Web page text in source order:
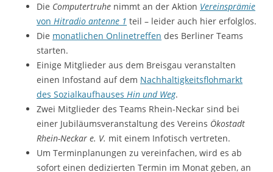
Die Computertruhe nimmt an der Aktion Vereinsprämie
von Hitradio antenne 1 teil – leider auch hier erfolglos.
Die monatlichen Onlinetreffen des Berliner Teams
starten.
Einige Mitglieder aus dem Breisgau veranstalten
einen Infostand auf dem Nachhaltigkeitsflohmarkt
des Sozialkaufhauses Hin und Weg.
Zwei Mitglieder des Teams Rhein-Neckar sind bei
einer Jubiläumsveranstaltung des Vereins Ökostadt
Rhein-Neckar e. V. mit einem Infotisch vertreten.
Um Terminplanungen zu vereinfachen, wird es ab
sofort einen dedizierten Termin im Monat geben, an